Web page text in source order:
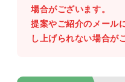
場合がございます。
提案やご紹介のメール
し上げられない場合が